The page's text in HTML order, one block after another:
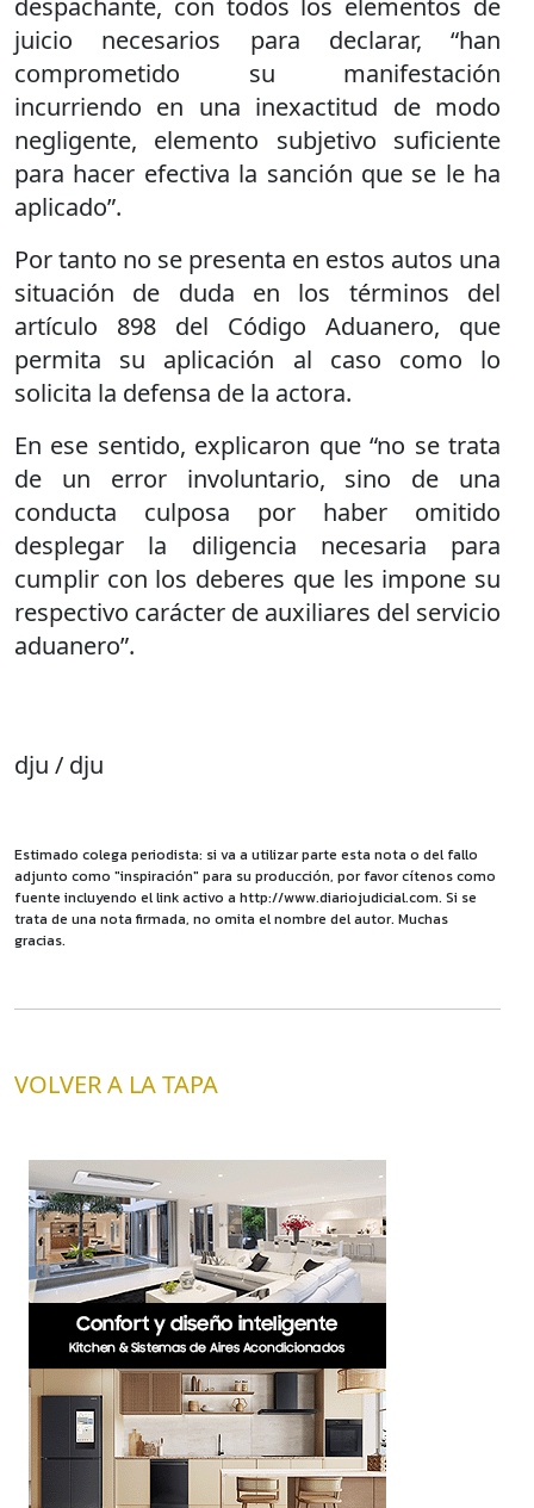
despachante, con todos los elementos de
juicio necesarios para declarar, “han
comprometido su manifestación
incurriendo en una inexactitud de modo
negligente, elemento subjetivo suficiente
para hacer efectiva la sanción que se le ha
aplicado”.
Por tanto no se presenta en estos autos una
situación de duda en los términos del
artículo 898 del Código Aduanero, que
permita su aplicación al caso como lo
solicita la defensa de la actora.
En ese sentido, explicaron que “no se trata
de un error involuntario, sino de una
conducta culposa por haber omitido
desplegar la diligencia necesaria para
cumplir con los deberes que les impone su
respectivo carácter de auxiliares del servicio
aduanero”.
dju / dju
Estimado colega periodista: si va a utilizar parte esta nota o del fallo
adjunto como "inspiración" para su producción, por favor cítenos como
fuente incluyendo el link activo a http://www.diariojudicial.com. Si se
trata de una nota firmada, no omita el nombre del autor. Muchas
gracias.
VOLVER A LA TAPA